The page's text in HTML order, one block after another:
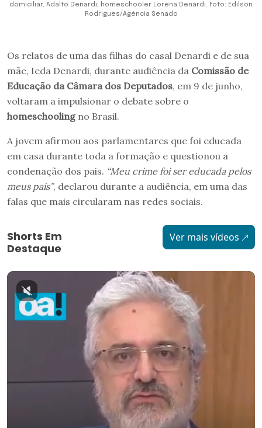
domiciliar, Adalto Denardi; homeschooler Lorena Denardi. Foto: Edilson
Rodrigues/Agência Senado
Os relatos de uma das filhas do casal Denardi e de sua
mãe, Ieda Denardi, durante audiência da Comissão de
Educação da Câmara dos Deputados, em 9 de junho,
voltaram a impulsionar o debate sobre o
homeschoolingno Brasil.
A jovem afirmou aos parlamentares que foi educada
em casa durante toda a formação e questionou a
condenação dos pais. “Meu crime foi ser educada pelos
meus pais”, declarou durante a audiência, em uma das
falas que mais circularam nas redes sociais.
Shorts Em
Destaque
Ver mais vídeos